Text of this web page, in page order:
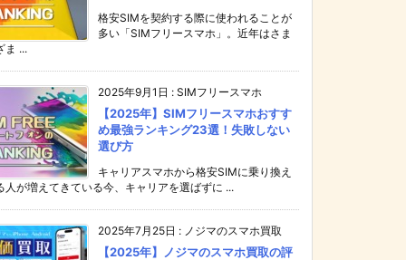
格安SIMを契約する際に使われることが
多い「SIMフリースマホ」。近年はさま
ま ...
2025年9月1日 : SIMフリースマホ
【2025年】SIMフリースマホおすす
め最強ランキング23選！失敗しない
選び方
キャリアスマホから格安SIMに乗り換え
人が増えてきている今、キャリアを選ばずに ...
2025年7月25日 : ノジマのスマホ買取
【2025年】ノジマのスマホ買取の評